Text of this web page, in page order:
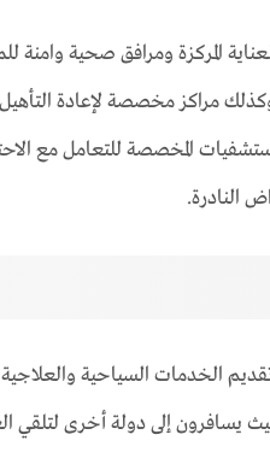
المركزة ومرافق صحية وامنة
مراكز مخصصة لإعادة
المخصصة للتعامل مع
النادرة.
الخدمات السياحية
يسافرون إلى دولة أخرى لتلقي